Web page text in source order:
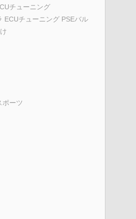
チューニング
ECUチューニング PSEバル
ポーツ